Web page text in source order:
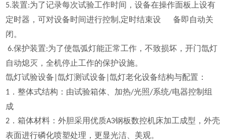
5.装置:为了记录每次试验工作时间，设备在操作面板上设有
定时器，可对设备时间进行控制 ,定时结束设
备即自动关
闭。
6.保护装置:为了使氙弧灯能正常工作，不致损坏，开门氙灯
自动熄灭，全机停止工作的保护设施。
氙灯试验设备 |氙灯测试设备 |氙灯老化设备结构与配置：
1 ．整体式结构：由试验箱体、加热/光照/系统/电器控制组
成
2 ．箱体材料：外胆采用优质A3钢板数控机床加工成型，外壳
表面进行磷化喷塑处理，更显光洁、美观。